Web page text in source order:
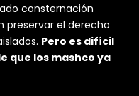
consternación
preservar el derecho
Pero es difícil
que los mashco ya